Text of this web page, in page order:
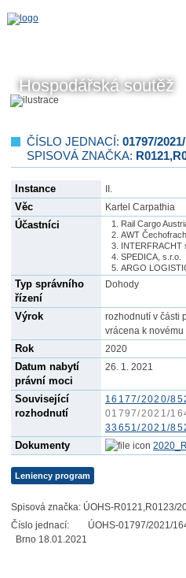
Hospodářská soutěž
ČÍSLO JEDNACÍ: 01797/
SPISOVÁ ZNAČKA:
Instance II.
Věc Kartel Carpathia
Účastníci
Rail Cargo
AWT
INTERFRACHT
SPEDICA, s.r.o.
ARGO
Typ správního
řízení
Dohody
Výrok
rozhodnutí v části
vrácena k
Rok 2020
Datum nabytí
právní moci
26. 1. 2021
Související
rozhodnutí
16177/2020/
01797/2021/
33651/2021/
Dokumenty
Leniency program
Spisová značka: ÚOHS-R0121,R0123/
Číslo jednací: ÚOHS-
Brno 18.01.2021